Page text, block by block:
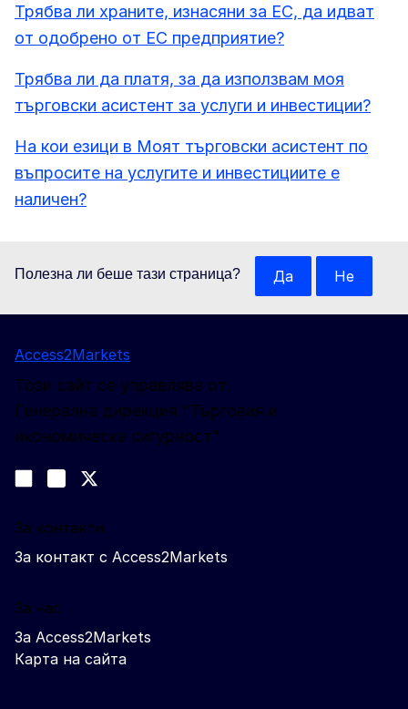
Трябва ли храните, изнасяни за ЕС, да идват
от одобрено от ЕС предприятие?
Трябва ли да платя, за да използвам моя
търговски асистент за услуги и инвестиции?
На кои езици в Моят търговски асистент по
въпросите на услугите и инвестициите е
наличен?
Полезна ли беше тази страница? Да Не
Access2Markets
Този сайт се управлява от:
Генерална дирекция "Търговия и
икономическа сигурност"
Join us on LinkedIn
Trade-Off podcast
За контакти
За контакт с Access2Markets
За нас
За Access2Markets
Карта на сайта